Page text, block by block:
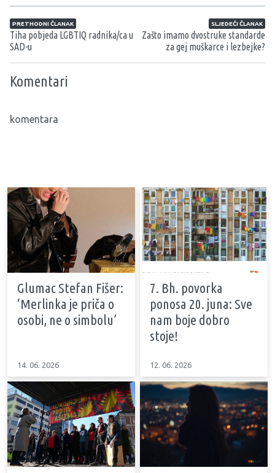
Navigacija članaka
PRETHODNI ČLANAK
Tiha pobjeda LGBTIQ radnika/ca u
SAD-u
SLJEDEĆI ČLANAK
Zašto imamo dvostruke standarde
za gej muškarce i lezbejke?
Komentari
komentara
Glumac Stefan Fišer:
‘Merlinka je priča o
osobi, ne o simbolu’
14. 06. 2026
7. Bh. povorka
ponosa 20. juna: Sve
nam boje dobro
stoje!
12. 06. 2026